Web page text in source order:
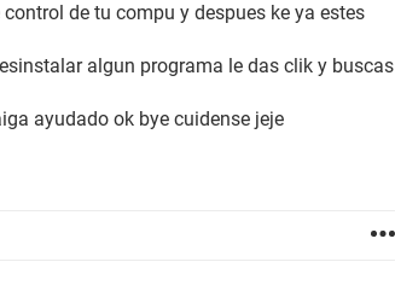
de tu compu y despues ke ya estes
algun programa le das clik y buscas
ayudado ok bye cuidense jeje